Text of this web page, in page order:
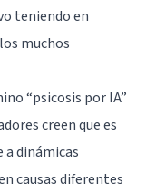
teniendo en
muchos
“psicosis por IA”
creen que es
a dinámicas
causas diferentes